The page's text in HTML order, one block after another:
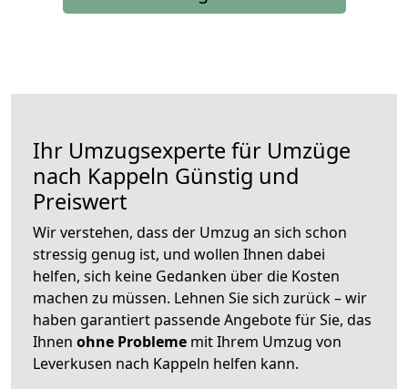
Ihr Umzugsexperte für Umzüge
nach Kappeln Günstig und
Preiswert
Wir verstehen, dass der Umzug an sich schon
stressig genug ist, und wollen Ihnen dabei
helfen, sich keine Gedanken über die Kosten
machen zu müssen. Lehnen Sie sich zurück – wir
haben garantiert passende Angebote für Sie, das
Ihnen ohne Probleme mit Ihrem Umzug von
Leverkusen nach Kappeln helfen kann.